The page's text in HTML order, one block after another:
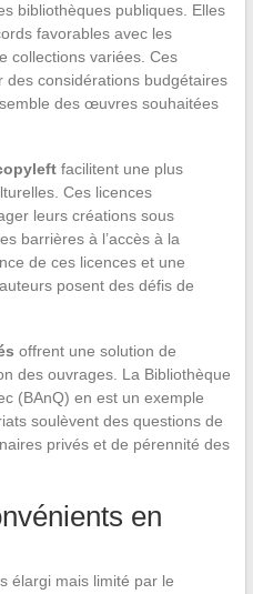
bibliothèques publiques. Elles
favorables avec les
collections variées. Ces
considérations budgétaires
des œuvres souhaitées
facilitent une plus
Ces licences
leurs créations sous
barrières à l’accès à la
de ces licences et une
posent des défis de
offrent une solution de
des ouvrages. La Bibliothèque
(BAnQ) en est un exemple
soulèvent des questions de
privés et de pérennité des
en
élargi mais limité par le